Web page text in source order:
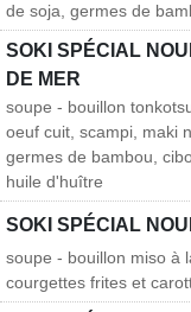
de soja, germes de
SOKI SPÉCIAL
DE MER
soupe - bouillon
oeuf cuit, scampi, maki
germes de bambou,
huile d'huître
SOKI SPÉCIAL
soupe - bouillon miso à
courgettes frites et